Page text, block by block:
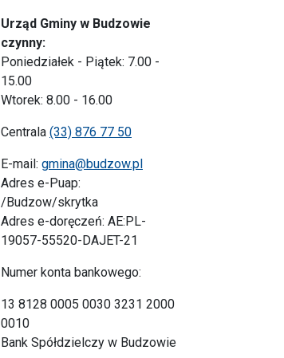
Urząd Gminy w Budzowie
czynny:
Poniedziałek - Piątek: 7.00 -
15.00
Wtorek: 8.00 - 16.00
Centrala (33) 876 77 50
E-mail: gmina@budzow.pl
Adres e-Puap:
/Budzow/skrytka
Adres e-doręczeń: AE:PL-
19057-55520-DAJET-21
Numer konta bankowego:
13 8128 0005 0030 3231 2000
0010
Bank Spółdzielczy w Budzowie